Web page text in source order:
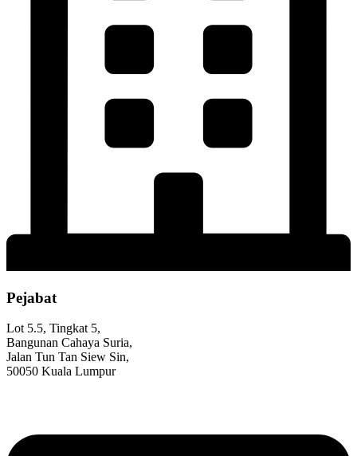
Pejabat
Lot 5.5, Tingkat 5,
Bangunan Cahaya Suria,
Jalan Tun Tan Siew Sin,
50050 Kuala Lumpur